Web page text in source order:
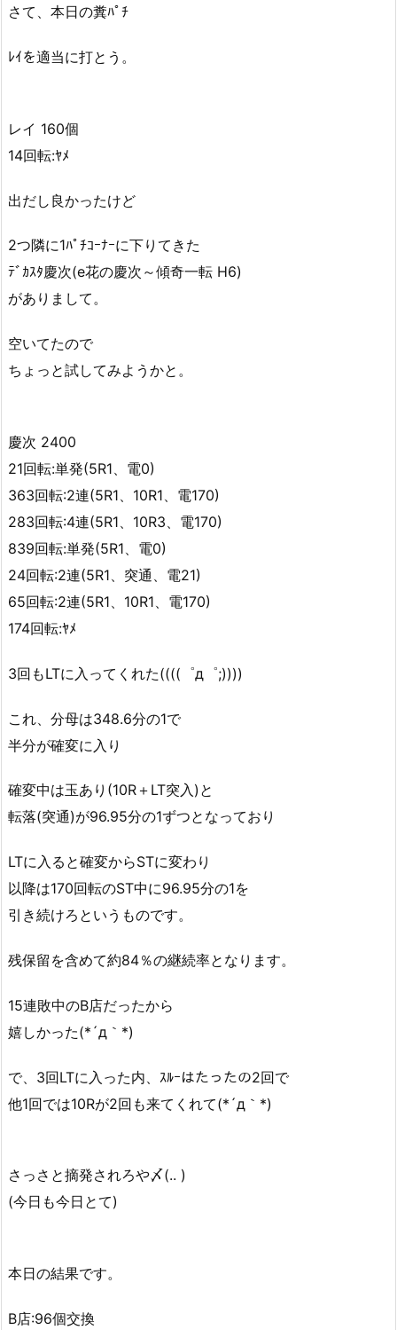
さて、本日の糞ﾊﾟﾁ
ﾚｲを適当に打とう。
レイ 160個
14回転:ﾔﾒ
出だし良かったけど
2つ隣に1ﾊﾟﾁｺｰﾅｰに下りてきた
ﾃﾞｶｽﾀ慶次(e花の慶次～傾奇一転 H6)
がありまして。
空いてたので
ちょっと試してみようかと。
慶次 2400
21回転:単発(5R1、電0)
363回転:2連(5R1、10R1、電170)
283回転:4連(5R1、10R3、電170)
839回転:単発(5R1、電0)
24回転:2連(5R1、突通、電21)
65回転:2連(5R1、10R1、電170)
174回転:ﾔﾒ
3回もLTに入ってくれた((((゜д゜;))))
これ、分母は348.6分の1で
半分が確変に入り
確変中は玉あり(10R＋LT突入)と
転落(突通)が96.95分の1ずつとなっており
LTに入ると確変からSTに変わり
以降は170回転のST中に96.95分の1を
引き続けろというものです。
残保留を含めて約84％の継続率となります。
15連敗中のB店だったから
嬉しかった(*´д｀*)
で、3回LTに入った内、ｽﾙｰはたったの2回で
他1回では10Rが2回も来てくれて(*´д｀*)
さっさと摘発されろや〆(.. )
(今日も今日とて)
本日の結果です。
B店:96個交換